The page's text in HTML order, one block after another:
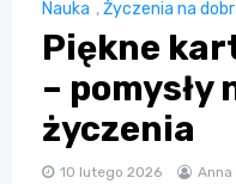
Nauka ,Życzenia na
Piękne
– pomysły
życzenia
10 lutego 2026 Anna